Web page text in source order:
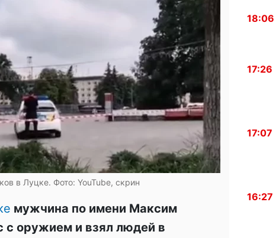
в Луцке. Фото: YouTube, скрин
мужчина по имени Максим
с оружием и взял людей в
18:06
17:26
17:07
16:27